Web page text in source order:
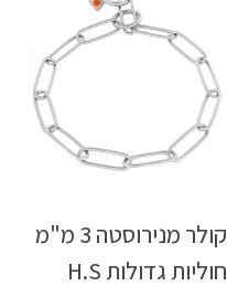
קולר מנירוסטה 3 מ"מ
חוליות גדולות H.S